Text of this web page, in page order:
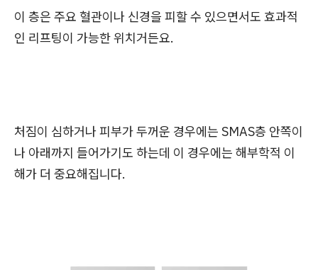
이 층은 주요 혈관이나 신경을 피할 수 있으면서도 효과적
인 리프팅이 가능한 위치거든요.
처짐이 심하거나 피부가 두꺼운 경우에는 SMAS층 안쪽이
나 아래까지 들어가기도 하는데 이 경우에는 해부학적 이
해가 더 중요해집니다.